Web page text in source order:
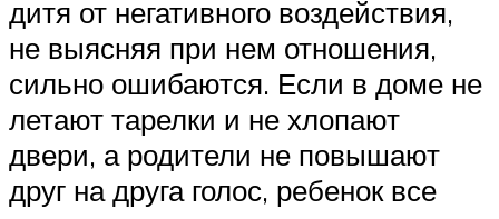
дитя от негативного воздействия,
не выясняя при нем отношения,
сильно ошибаются. Если в доме не
летают тарелки и не хлопают
двери, а родители не повышают
друг на друга голос, ребенок все